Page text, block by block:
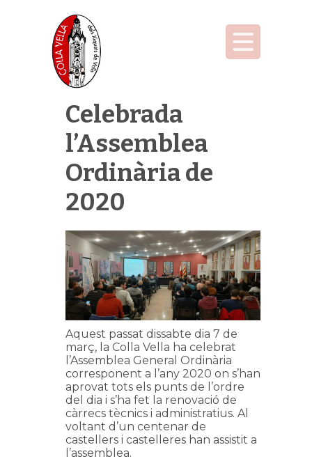
Celebrada
l’Assemblea
Ordinària de
2020
Aquest passat dissabte dia 7 de
març, la Colla Vella ha celebrat
l’Assemblea General Ordinària
corresponent a l’any 2020 on s’han
aprovat tots els punts de l’ordre
del dia i s’ha fet la renovació de
càrrecs tècnics i administratius. Al
voltant d’un centenar de
castellers i castelleres han assistit a
l’assemblea.